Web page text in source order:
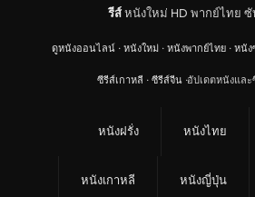
รีส์หนังใหม่ HD พากย์ไทย ซั
ดูหนังออนไลน์ · หนังใหม่ · หนังพากย์ไทย · หนัง
ซีรีส์เกาหลี · ซีรีส์จีน ·อัปเดตหนังแล
หนังฝรั่ง หนังไทย
หนังเกาหลี หนังญี่ปุ่น